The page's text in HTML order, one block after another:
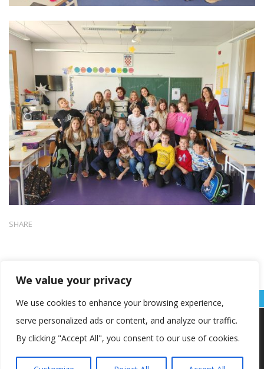
We value your privacy
We use cookies to enhance your browsing experience,
serve personalized ads or content, and analyze our traffic.
By clicking "Accept All", you consent to our use of cookies.
SHARE
Koristimo kolačiće kako bismo vam pružili najbolje iskustvo na
našoj web stranici.
Informacije o kolačićima koje koristimo ili opcije za